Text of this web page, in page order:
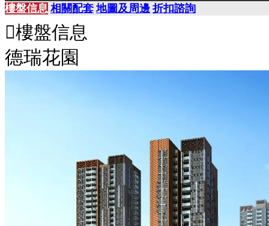
價格：48萬起
中山市
平均呎價
6000/呎
臥室數量
2-4房
樓盤信息 相關配套 地圖及周邊 折扣諮詢
樓盤信息
德瑞花園